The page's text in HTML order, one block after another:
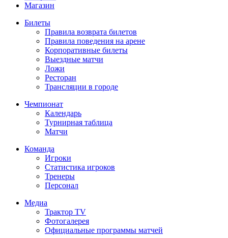
Магазин
Билеты
Правила возврата билетов
Правила поведения на арене
Корпоративные билеты
Выездные матчи
Ложи
Ресторан
Трансляции в городе
Чемпионат
Календарь
Турнирная таблица
Матчи
Команда
Игроки
Статистика игроков
Тренеры
Персонал
Медиа
Трактор TV
Фотогалерея
Официальные программы матчей